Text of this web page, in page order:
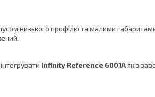
низького профілю та малими
Infinity Reference 6001Aяк з